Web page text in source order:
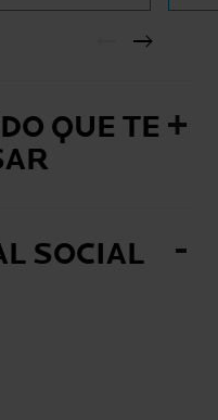
QUE TE
SOCIAL